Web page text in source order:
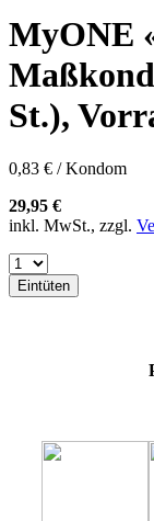
57H
57K
60E
60F
60G
60H
60K
60L
64E
64F
64K
64L
69M
MyONE
St.),
0,83 € / Kondom
29,95 €
inkl. MwSt., zzgl.
Eintüten